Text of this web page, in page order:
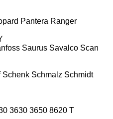
Pantera Ranger
Saurus Savalco Scan
Schenk Schmalz Schmidt
3630 3650 8620 T